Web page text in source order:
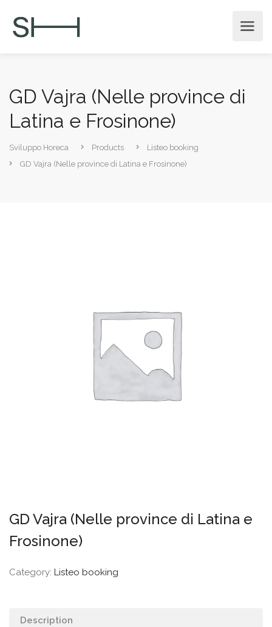
GD Vajra (Nelle province di
Latina e Frosinone)
Sviluppo Horeca Products
Listeo booking
GD Vajra (Nelle province di Latina e Frosinone)
GD Vajra (Nelle province di Latina e
Frosinone)
Category: Listeo booking
Description